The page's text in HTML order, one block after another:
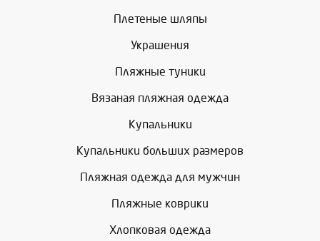
Плетеные шляпы
Украшения
Пляжные туники
Вязаная пляжная одежда
Купальники
Купальники больших размеров
Пляжная одежда для мужчин
Пляжные коврики
Хлопковая одежда